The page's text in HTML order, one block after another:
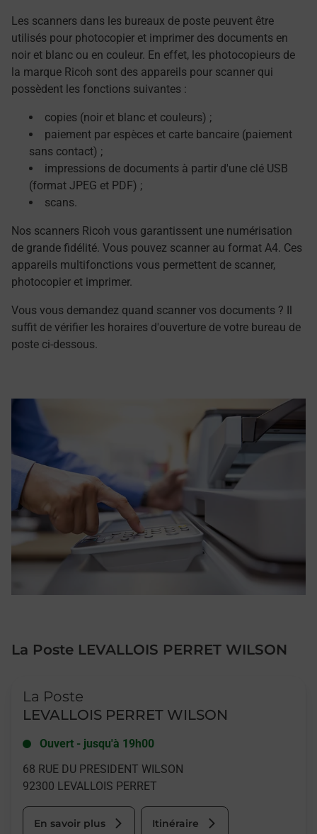
Les scanners dans les bureaux de poste peuvent être
utilisés pour photocopier et imprimer des documents en
noir et blanc ou en couleur. En effet, les photocopieurs de
la marque Ricoh sont des appareils pour scanner qui
possèdent les fonctions suivantes :
copies (noir et blanc et couleurs) ;
paiement par espèces et carte bancaire (paiement
sans contact) ;
impressions de documents à partir d'une clé USB
(format JPEG et PDF) ;
scans.
Nos scanners Ricoh vous garantissent une numérisation
de grande fidélité. Vous pouvez scanner au format A4. Ces
appareils multifonctions vous permettent de scanner,
photocopier et imprimer.
Vous vous demandez quand scanner vos documents ? Il
suffit de vérifier les horaires d'ouverture de votre bureau de
poste ci-dessous.
La Poste LEVALLOIS PERRET WILSON
La Poste
LEVALLOIS PERRET WILSON
Ouvert - jusqu'à 19h00
68 RUE DU PRESIDENT WILSON
92300 LEVALLOIS PERRET
En savoir plus Itinéraire